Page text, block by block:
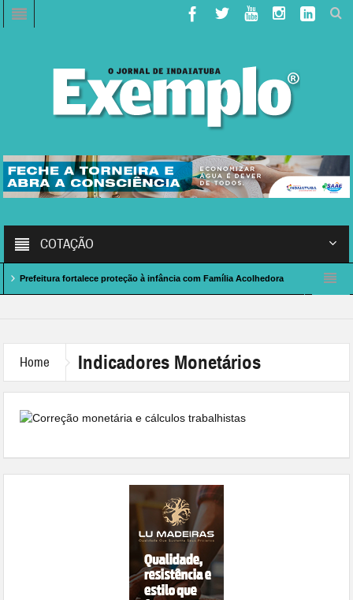
COTAÇÃO
fortalece proteção à infância com Família Acolhedora Caso de Polícia:
Home Indicadores Monetários